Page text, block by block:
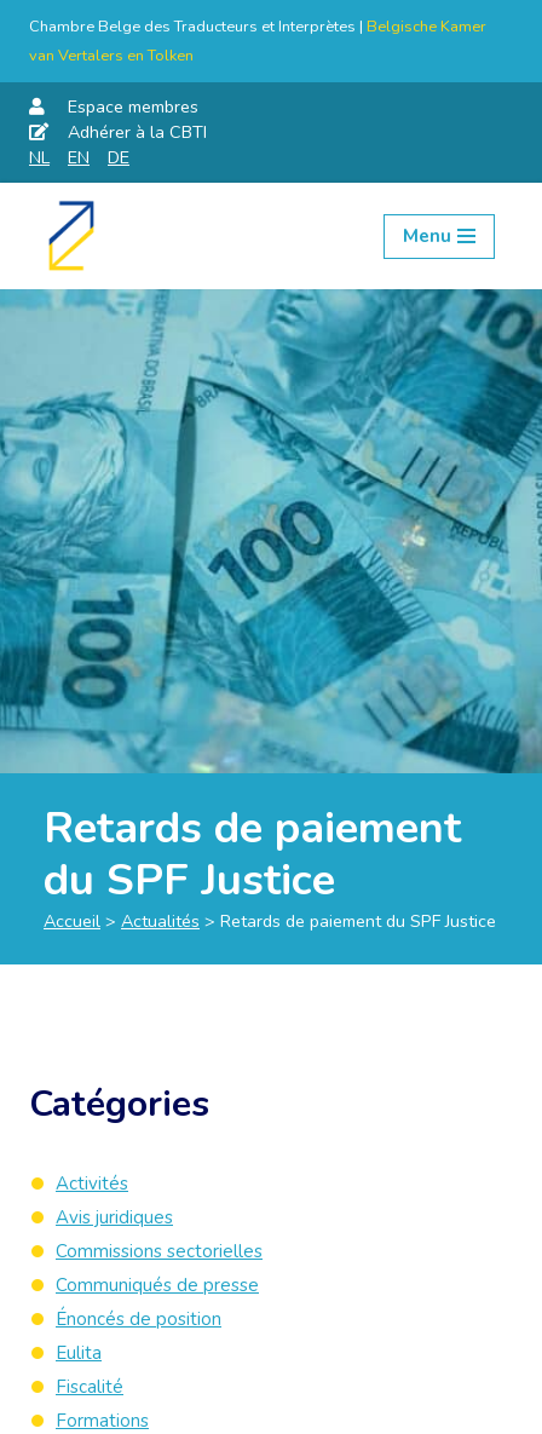
Chambre Belge des Traducteurs et Interprètes | Belgische Kamer
van Vertalers en Tolken
Espace membres
Adhérer à la CBTI
NL
EN DE
Aller
contenu
Menu
Retards de paiement
du SPF Justice
Accueil > Actualités > Retards de paiement du SPF Justice
Catégories
Activités
Avis juridiques
Commissions sectorielles
Communiqués de presse
Énoncés de position
Eulita
Fiscalité
Formations